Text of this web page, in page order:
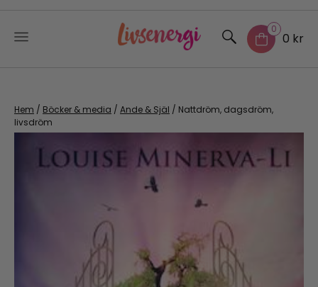
content
0
0 kr
Hem / Böcker & media / Ande & Själ / Nattdröm, dagsdröm,
livsdröm